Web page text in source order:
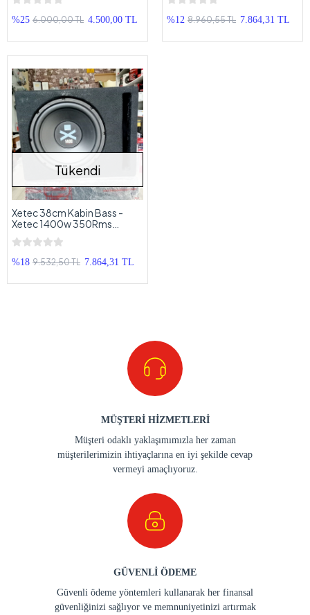
%25 6.000,00 TL 4.500,00 TL %12 8.960,55 TL 7.864,31 TL
Tükendi
Xetec 38cm Kabin Bass -
Xetec 1400w 350Rms
Subwoofer
%18 9.532,50 TL 7.864,31 TL
MÜŞTERİ HİZMETLERİ
Müşteri odaklı yaklaşımımızla her zaman
müşterilerimizin ihtiyaçlarına en iyi şekilde cevap
vermeyi amaçlıyoruz.
GÜVENLİ ÖDEME
Güvenli ödeme yöntemleri kullanarak her finansal
güvenliğinizi sağlıyor ve memnuniyetinizi artırmak